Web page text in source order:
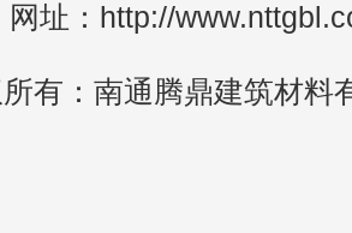
网址：http://
有：南通腾鼎建筑材料